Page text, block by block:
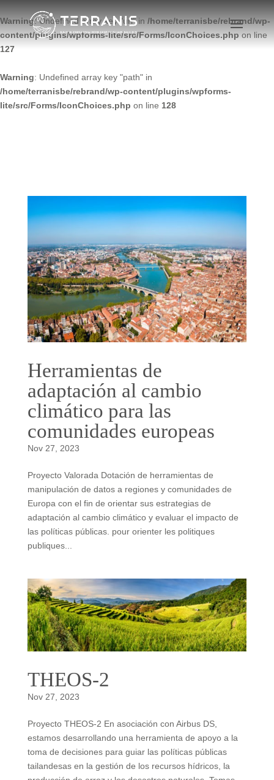
Warning: Undefined array key "url" in /home/terranisbe/rebrand/wp-
content/plugins/wpforms-lite/src/Forms/IconChoices.php on line
127
Warning: Undefined array key "path" in
/home/terranisbe/rebrand/wp-content/plugins/wpforms-
lite/src/Forms/IconChoices.php on line 128
Herramientas de
adaptación al cambio
climático para las
comunidades europeas
Nov 27, 2023
Proyecto Valorada Dotación de herramientas de
manipulación de datos a regiones y comunidades de
Europa con el fin de orientar sus estrategias de
adaptación al cambio climático y evaluar el impacto de
las políticas públicas. pour orienter les politiques
publiques...
THEOS-2
Nov 27, 2023
Proyecto THEOS-2 En asociación con Airbus DS,
estamos desarrollando una herramienta de apoyo a la
toma de decisiones para guiar las políticas públicas
tailandesas en la gestión de los recursos hídricos, la